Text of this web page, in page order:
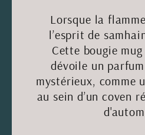
Lorsque la flamme
l’esprit de
Cette bougie
dévoile un
mystérieux, comme
au sein d’un coven